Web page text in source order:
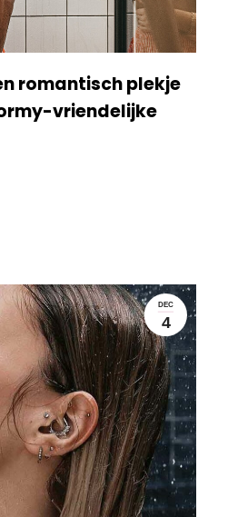
romantisch plekje
vriendelijke
DEC
4